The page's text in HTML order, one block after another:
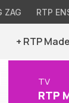
ZAG RTP
+ RTP
TV
RTP